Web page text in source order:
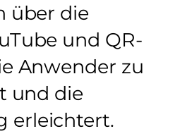
über die
und QR-
Anwender zu
und die
erleichtert.